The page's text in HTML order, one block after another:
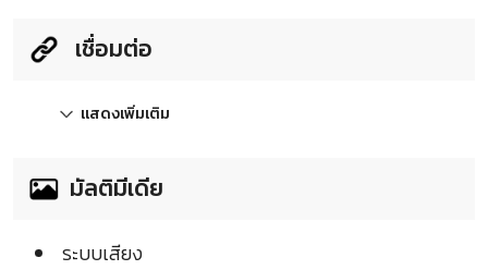
เชื่อมต่อ
แสดงเพิ่มเติม
มัลติมีเดีย
ระบบเสียง